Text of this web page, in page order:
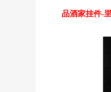
品酒家挂件-